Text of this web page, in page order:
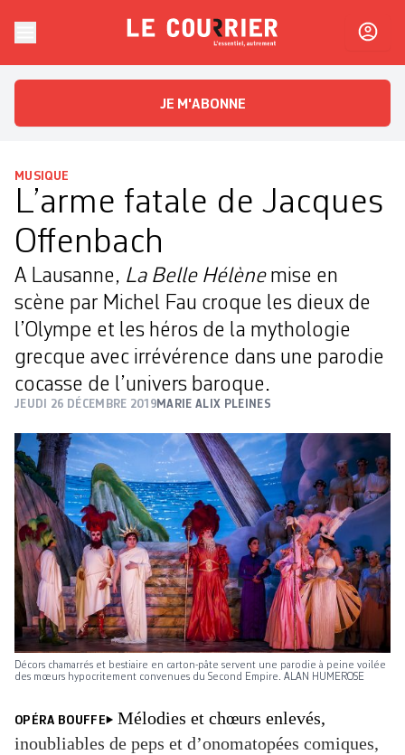
Le CourrierL'essentiel, autrement
JE M'ABONNE
MUSIQUE
L’arme fatale de Jacques
Offenbach
A Lausanne, La Belle Hélènemise en
scène par Michel Fau croque les dieux de
l’Olympe et les héros de la mythologie
grecque avec irrévérence dans une ­parodie
cocasse de l’univers baroque.
JEUDI 26 DÉCEMBRE 2019MARIE ALIX PLEINES
Décors ­chamarrés et bestiaire en carton-pâte servent une parodie à peine voilée
des mœurs ­hypocritement convenues du Second ­Empire. ALAN HUMEROSE
OPÉRA BOUFFE
Mélodies et chœurs enlevés,
inoubliables de peps et d’onomatopées comiques,